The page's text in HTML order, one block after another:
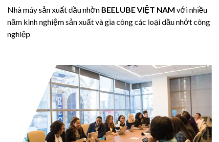
Nhà máy sản xuất dầu nhờn BEELUBE VIỆT NAM với nhiều
năm kinh nghiệm sản xuất và gia công các loại dầu nhớt công
nghiệp